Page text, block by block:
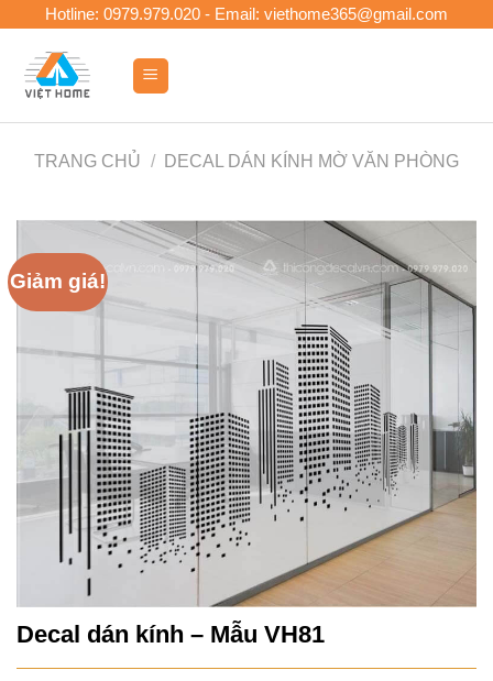
content
Hotline: 0979.979.020 - Email: viethome365@gmail.com
TRANG CHỦ / DECAL DÁN KÍNH MỜ VĂN PHÒNG
Giảm giá!
Decal dán kính – Mẫu VH81